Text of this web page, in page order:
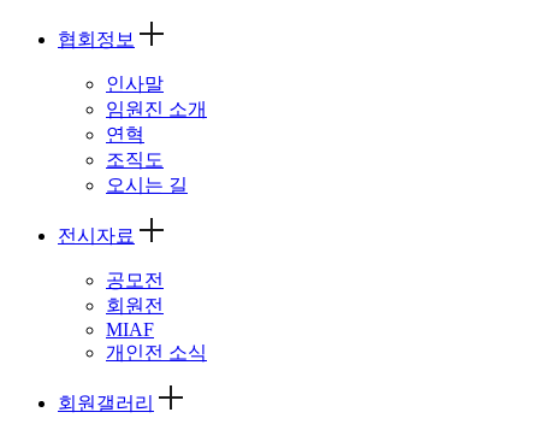
협회정보
인사말
임원진 소개
연혁
조직도
오시는 길
전시자료
공모전
회원전
MIAF
개인전 소식
회원갤러리